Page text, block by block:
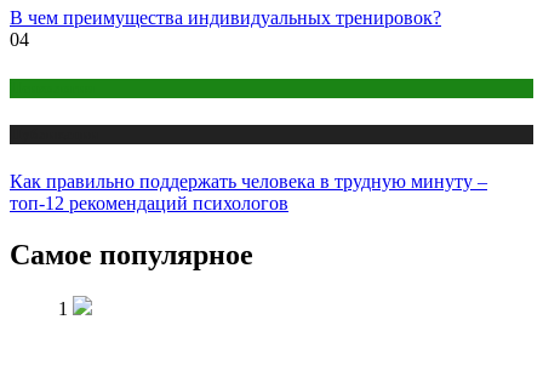
В чем преимущества индивидуальных тренировок?
04
Как правильно поддержать человека в трудную минуту –
топ-12 рекомендаций психологов
Самое популярное
1